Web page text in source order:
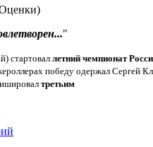
"
стартовал летний чемпионат
победу одержал Сергей
третьим